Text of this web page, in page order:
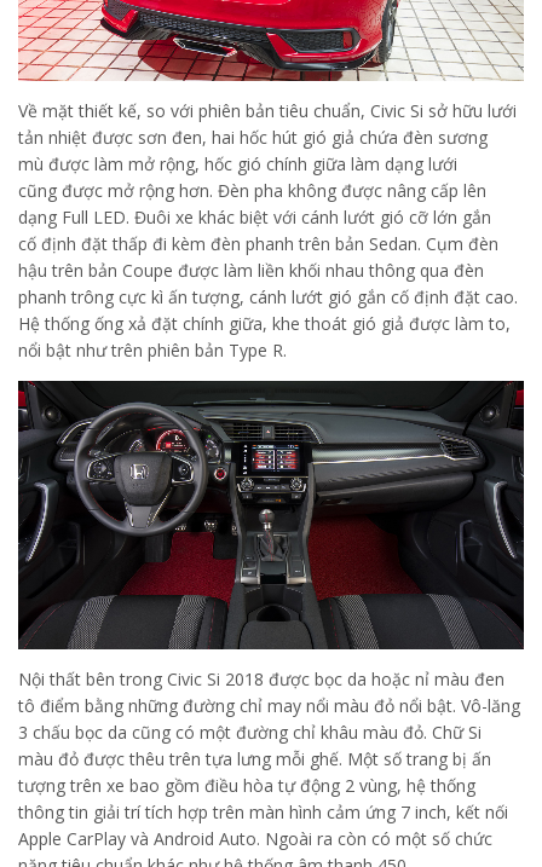
Về mặt thiết kế, so với phiên bản tiêu chuẩn, Civic Si sở hữu lưới
tản nhiệt được sơn đen, hai hốc hút gió giả chứa đèn sương
mù được làm mở rộng, hốc gió chính giữa làm dạng lưới
cũng được mở rộng hơn. Đèn pha không được nâng cấp lên
dạng Full LED. Đuôi xe khác biệt với cánh lướt gió cỡ lớn gắn
cố định đặt thấp đi kèm đèn phanh trên bản Sedan. Cụm đèn
hậu trên bản Coupe được làm liền khối nhau thông qua đèn
phanh trông cực kì ấn tượng, cánh lướt gió gắn cố định đặt cao.
Hệ thống ống xả đặt chính giữa, khe thoát gió giả được làm to,
nổi bật như trên phiên bản Type R.
Nội thất bên trong Civic Si 2018 được bọc da hoặc nỉ màu đen
tô điểm bằng những đường chỉ may nổi màu đỏ nổi bật. Vô-lăng
3 chấu bọc da cũng có một đường chỉ khâu màu đỏ. Chữ Si
màu đỏ được thêu trên tựa lưng mỗi ghế. Một số trang bị ấn
tượng trên xe bao gồm điều hòa tự động 2 vùng, hệ thống
thông tin giải trí tích hợp trên màn hình cảm ứng 7 inch, kết nối
Apple CarPlay và Android Auto. Ngoài ra còn có một số chức